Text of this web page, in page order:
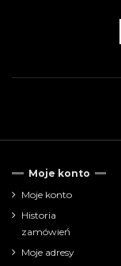
Cena
zł
Moje konto
Moje konto
Historia
zamówień
Moje adresy